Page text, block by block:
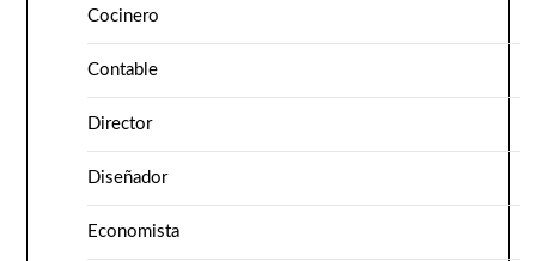
Cocinero
Contable
Director
Diseñador
Economista